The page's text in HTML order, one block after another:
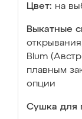
Цвет: на
Выкатные
Blum
плавным
опции
Сушка для